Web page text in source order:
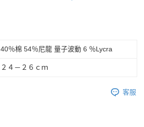
40％棉 54％尼龍 量子波動 6 ％Lycra
２４－２６ｃｍ
客服